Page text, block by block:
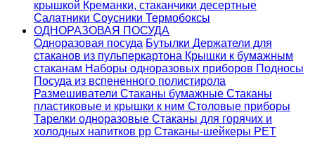
крышкой Креманки, стаканчики десертные
Салатники Соусники Термобоксы
ОДНОРАЗОВАЯ ПОСУДА
Одноразовая посуда Бутылки Держатели для
стаканов из пульперкартона Крышки к бумажным
стаканам Наборы одноразовых приборов Подносы
Посуда из вспененного полистирола
Размешиватели Стаканы бумажные Стаканы
пластиковые и крышки к ним Столовые приборы
Тарелки одноразовые Стаканы для горячих и
холодных напитков pp Стаканы-шейкеры PET